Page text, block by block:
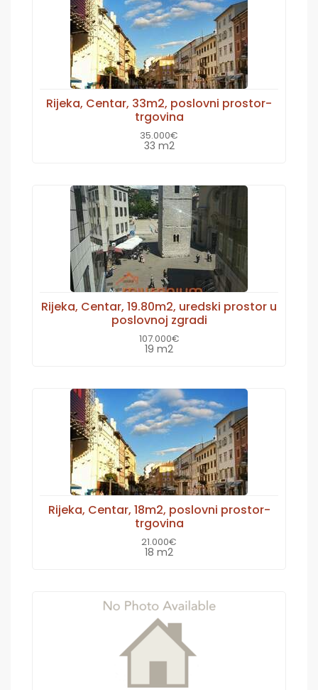
Rijeka, Centar, 33m2, poslovni prostor-
trgovina
35.000€
33 m2
Rijeka, Centar, 19.80m2, uredski prostor u
poslovnoj zgradi
107.000€
19 m2
Rijeka, Centar, 18m2, poslovni prostor-
trgovina
21.000€
18 m2